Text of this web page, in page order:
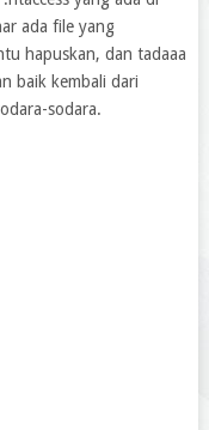
ada file yang
hapuskan, dan tadaaa
baik kembali dari
sodara.